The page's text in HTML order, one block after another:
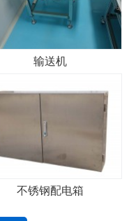
输送机
不锈钢配电箱